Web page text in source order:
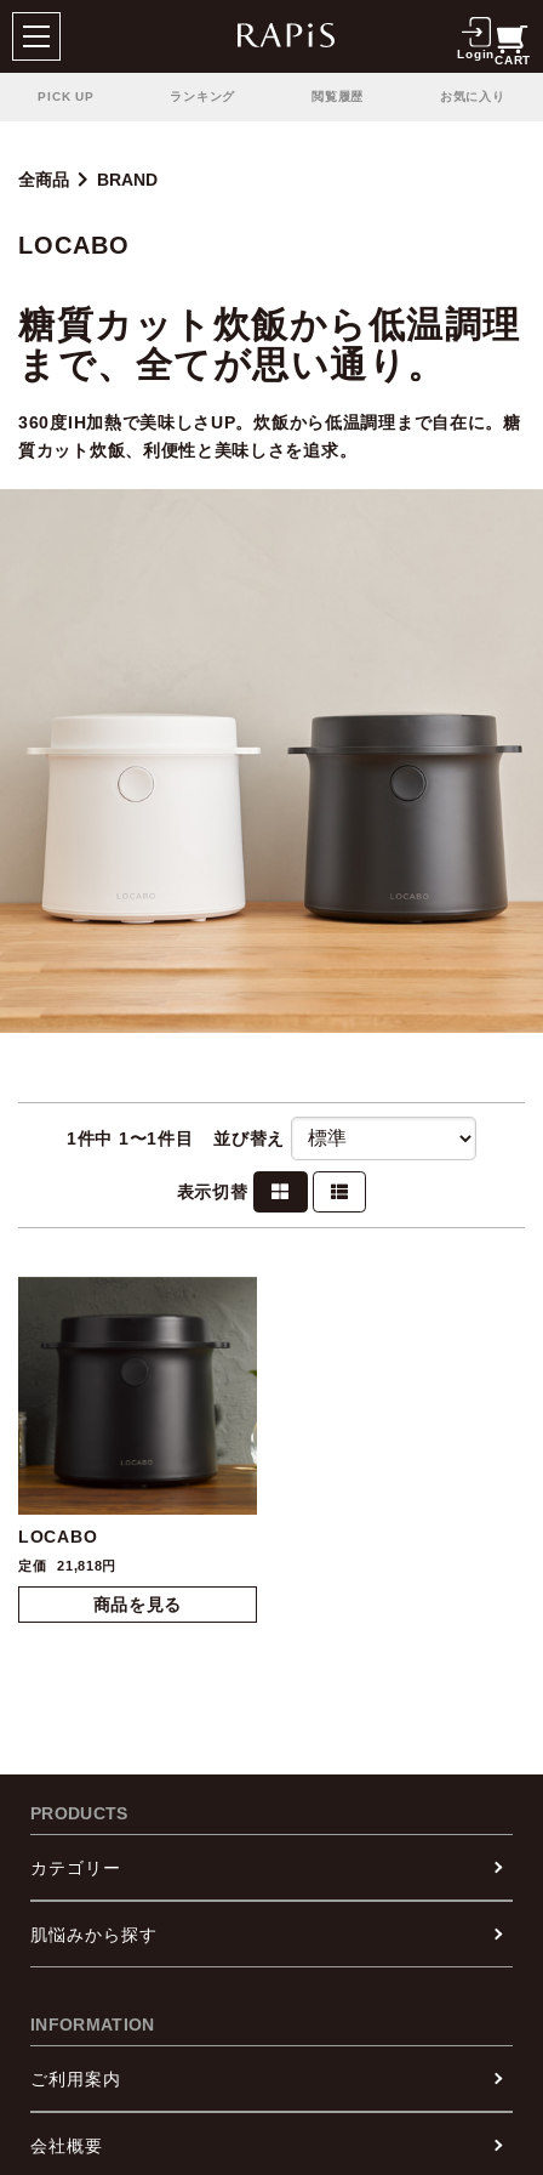
LoginCART
PICK UP ランキング 閲覧履歴 お気に入り
全商品 BRAND
LOCABO
糖質カット炊飯から低温調理
まで、全てが思い通り。
360度IH加熱で美味しさUP。炊飯から低温調理まで自在に。糖
質カット炊飯、利便性と美味しさを追求。
1件中 1〜1件目 並び替え
表示切替
LOCABO
定価 21,818円
PRODUCTS
カテゴリー
肌悩みから探す
INFORMATION
ご利用案内
会社概要